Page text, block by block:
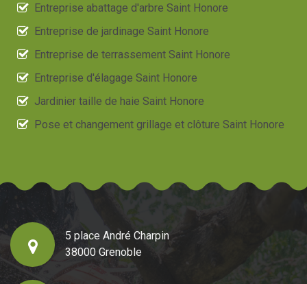
Entreprise abattage d'arbre Saint Honore
Entreprise de jardinage Saint Honore
Entreprise de terrassement Saint Honore
Entreprise d'élagage Saint Honore
Jardinier taille de haie Saint Honore
Pose et changement grillage et clôture Saint Honore
5 place André Charpin
38000 Grenoble